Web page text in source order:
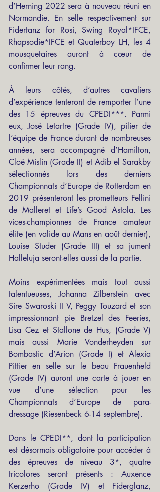
d’Herning 2022 sera à nouveau réuni en
Normandie. En selle respectivement sur
Fidertanz for Rosi, Swing Royal*IFCE,
Rhapsodie*IFCE et Quaterboy LH, les 4
mousquetaires auront à cœur de
confirmer leur rang.
À leurs côtés, d’autres cavaliers
d’expérience tenteront de remporter l’une
des 15 épreuves du CPEDI***. Parmi
eux, José Letartre (Grade IV), pilier de
l’équipe de France durant de nombreuses
années, sera accompagné d’Hamilton,
Cloé Mislin (Grade II) et Adib el Sarakby
sélectionnés lors des derniers
Championnats d’Europe de Rotterdam en
2019 présenteront les prometteurs Fellini
de Malleret et Life’s Good Astola. Les
vices-championnes de France amateur
élite (en valide au Mans en août dernier),
Louise Studer (Grade III) et sa jument
Halleluja seront-elles aussi de la partie.
Moins expérimentées mais tout aussi
talentueuses, Johanna Zilberstein avec
Sire Swaroski II V, Peggy Touzard et son
impressionnant pie Bretzel des Feeries,
Lisa Cez et Stallone de Hus, (Grade V)
mais aussi Marie Vonderheyden sur
Bombastic d’Arion (Grade I) et Alexia
Pittier en selle sur le beau Frauenheld
(Grade IV) auront une carte à jouer en
vue d’une sélection pour les
Championnats d’Europe de para-
dressage (Riesenbeck 6-14 septembre).
Dans le CPEDI**, dont la participation
est désormais obligatoire pour accéder à
des épreuves de niveau 3*, quatre
tricolores seront présents : Auxence
Kerzerho (Grade IV) et Fiderglanz,